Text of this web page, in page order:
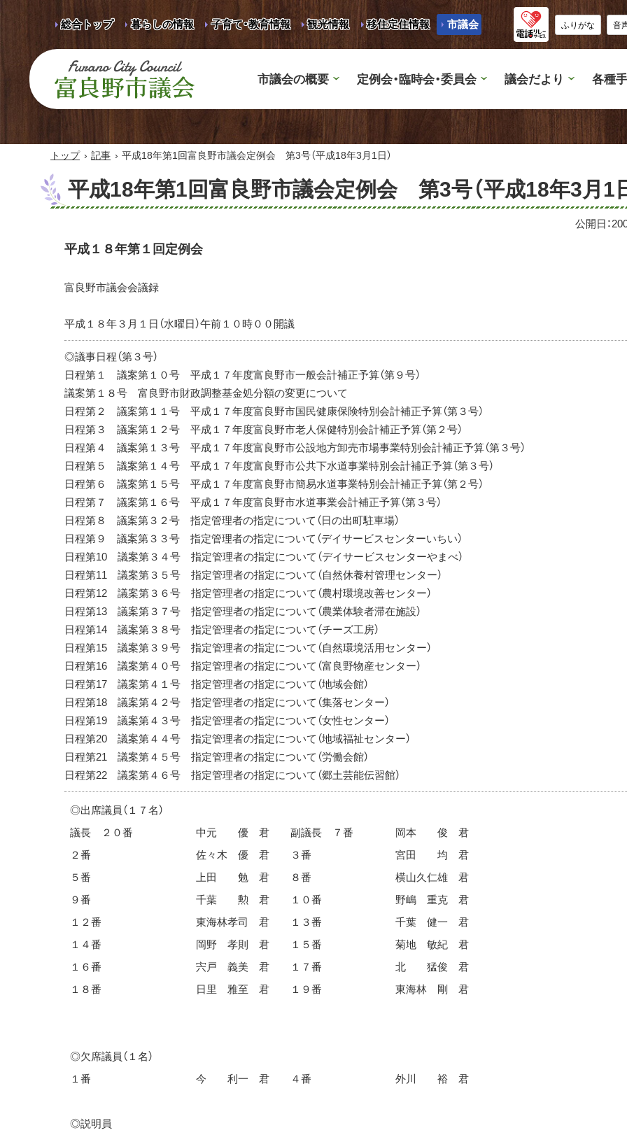
総合トップ 暮らしの情報 子育て・教育情報 観光情報 移住定住情報 市議会 ふりがな
音
富良野市議会 Furano City
Council
市議会の概要 定例会・臨時会・委員会 議会だより 各種
トップ › 記事 › 平成18年第1回富良野市議会定例会 第3号（平成18年3月1日）
平成18年第1回富良野市議会定例会 第3号（平成18年3月1日
公開日：
平成１８年第１回定例会
富良野市議会会議録
平成１８年３月１日（水曜日）午前１０時００開議
◎議事日程（第３号）
日程第１ 議案第１０号 平成１７年度富良野市一般会計補正予算（第９号）
議案第１８号 富良野市財政調整基金処分額の変更について
日程第２ 議案第１１号 平成１７年度富良野市国民健康保険特別会計補正予算（第３号）
日程第３ 議案第１２号 平成１７年度富良野市老人保健特別会計補正予算（第２号）
日程第４ 議案第１３号 平成１７年度富良野市公設地方卸売市場事業特別会計補正予算（第３号）
日程第５ 議案第１４号 平成１７年度富良野市公共下水道事業特別会計補正予算（第３号）
日程第６ 議案第１５号 平成１７年度富良野市簡易水道事業特別会計補正予算（第２号）
日程第７ 議案第１６号 平成１７年度富良野市水道事業会計補正予算（第３号）
日程第８ 議案第３２号 指定管理者の指定について（日の出町駐車場）
日程第９ 議案第３３号 指定管理者の指定について（デイサービスセンターいちい）
日程第10 議案第３４号 指定管理者の指定について（デイサービスセンターやまべ）
日程第11 議案第３５号 指定管理者の指定について（自然休養村管理センター）
日程第12 議案第３６号 指定管理者の指定について（農村環境改善センター）
日程第13 議案第３７号 指定管理者の指定について（農業体験者滞在施設）
日程第14 議案第３８号 指定管理者の指定について（チーズ工房）
日程第15 議案第３９号 指定管理者の指定について（自然環境活用センター）
日程第16 議案第４０号 指定管理者の指定について（富良野物産センター）
日程第17 議案第４１号 指定管理者の指定について（地域会館）
日程第18 議案第４２号 指定管理者の指定について（集落センター）
日程第19 議案第４３号 指定管理者の指定について（女性センター）
日程第20 議案第４４号 指定管理者の指定について（地域福祉センター）
日程第21 議案第４５号 指定管理者の指定について（労働会館）
日程第22 議案第４６号 指定管理者の指定について（郷土芸能伝習館）
◎出席議員（１７名）
議長 ２０番
中元 優 君 副議長 ７番
岡本 俊 君
２番
佐々木 優 君 ３番
宮田 均 君
５番
上田 勉 君 ８番
横山久仁雄 君
９番
千葉 勲 君 １０番
野嶋 重克 君
１２番
東海林孝司 君 １３番
千葉 健一 君
１４番
岡野 孝則 君 １５番
菊地 敏紀 君
１６番
宍戸 義美 君 １７番
北 猛俊 君
１８番
日里 雅至 君 １９番 東海林 剛 君
◎欠席議員（１名）
１番
今 利一 君 ４番 外川 裕 君
◎説明員